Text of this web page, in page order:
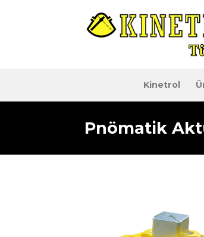
Kinetrol
Pnömatik